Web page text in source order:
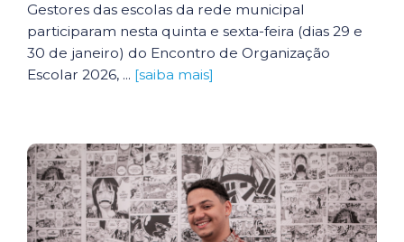
Gestores das escolas da rede municipal
participaram nesta quinta e sexta-feira (dias 29 e
30 de janeiro) do Encontro de Organização
Escolar 2026, ... [saiba mais]